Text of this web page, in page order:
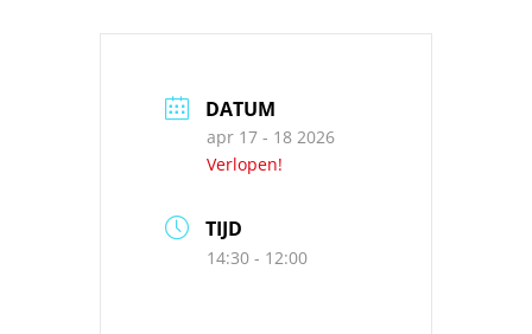
DATUM
apr 17 - 18 2026
Verlopen!
TIJD
14:30 - 12:00